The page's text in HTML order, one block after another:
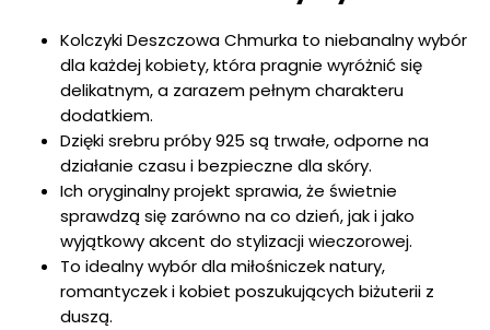
Kolczyki Deszczowa Chmurka to niebanalny wybór
dla każdej kobiety, która pragnie wyróżnić się
delikatnym, a zarazem pełnym charakteru
dodatkiem.
Dzięki srebru próby 925 są trwałe, odporne na
działanie czasu i bezpieczne dla skóry.
Ich oryginalny projekt sprawia, że świetnie
sprawdzą się zarówno na co dzień, jak i jako
wyjątkowy akcent do stylizacji wieczorowej.
To idealny wybór dla miłośniczek natury,
romantyczek i kobiet poszukujących biżuterii z
duszą.